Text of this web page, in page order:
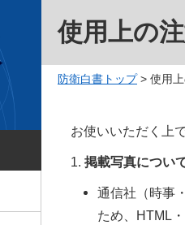
使用上の
防衛白書トップ> 使用
お使いいただく上
掲載写真につい
通信社（時事
ため、HTML